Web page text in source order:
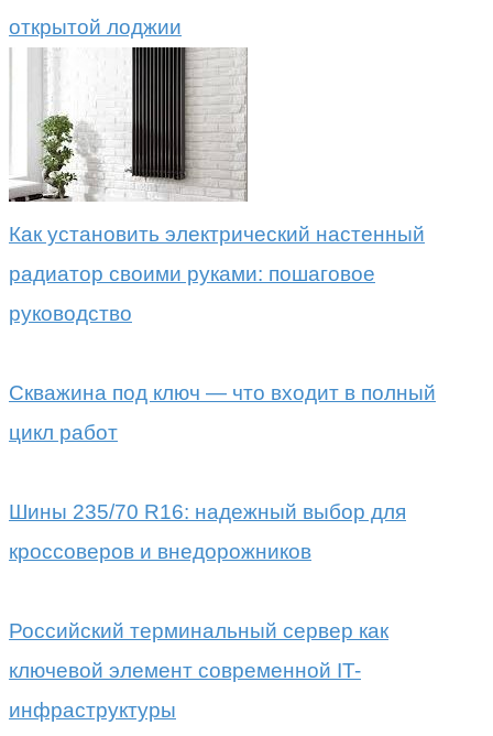
открытой лоджии
Как установить электрический настенный
радиатор своими руками: пошаговое
руководство
Скважина под ключ — что входит в полный
цикл работ
Шины 235/70 R16: надежный выбор для
кроссоверов и внедорожников
Российский терминальный сервер как
ключевой элемент современной IT-
инфраструктуры